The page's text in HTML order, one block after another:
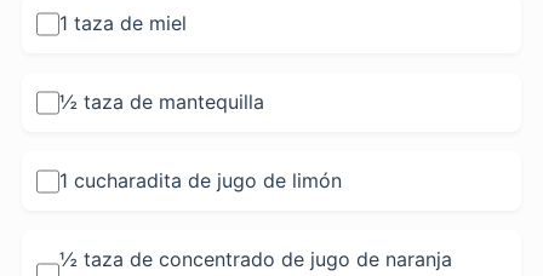
1 taza de miel
½ taza de mantequilla
1 cucharadita de jugo de limón
½ taza de concentrado de jugo de naranja